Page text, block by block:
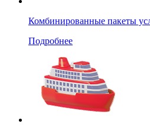
Комбинированные пакеты
Подробнее